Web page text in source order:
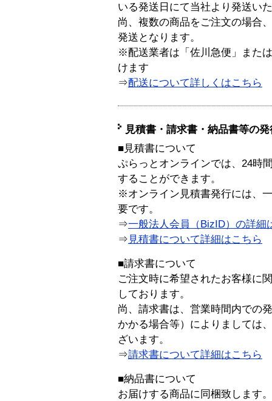
いる発送日にて当社より発送い
尚、複数の商品をご注文の場合
発送となります。
※配送業者は「佐川急便」また
けます
⇒配送について詳しくはこちら
見積書・請求書・納品書等の
■見積書について
ぷらっとオンラインでは、24時
することができます。
※オンライン見積書発行には、
要です。
⇒一般法人会員（BizID）の詳細
⇒ 見積書について詳細はこちら
■請求書について
ご注文時に希望されたお客様に
しております。
尚、請求書は、営業時間内での
かかる場合等）によりましては
ざいます。
⇒請求書について詳細はこちら
■納品書について
お届けする商品に同梱致します。